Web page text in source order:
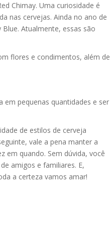
Chimay. Uma curiosidade é
nas cervejas. Ainda no ano de
Atualmente, essas são
flores e condimentos, além de
em pequenas quantidades e ser
de estilos de cerveja
vale a pena manter a
em quando. Sem dúvida, você
amigos e familiares. E,
a certeza vamos amar!